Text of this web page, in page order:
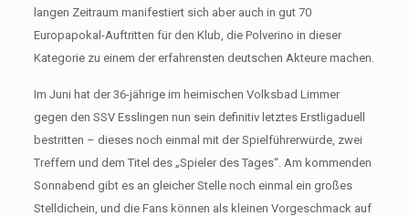
langen Zeitraum manifestiert sich aber auch in gut 70
Europapokal-Auftritten für den Klub, die Polverino in dieser
Kategorie zu einem der erfahrensten deutschen Akteure machen.
Im Juni hat der 36-jährige im heimischen Volksbad Limmer
gegen den SSV Esslingen nun sein definitiv letztes Erstligaduell
bestritten – dieses noch einmal mit der Spielführerwürde, zwei
Treffern und dem Titel des „Spieler des Tages“. Am kommenden
Sonnabend gibt es an gleicher Stelle noch einmal ein großes
Stelldichein, und die Fans können als kleinen Vorgeschmack auf